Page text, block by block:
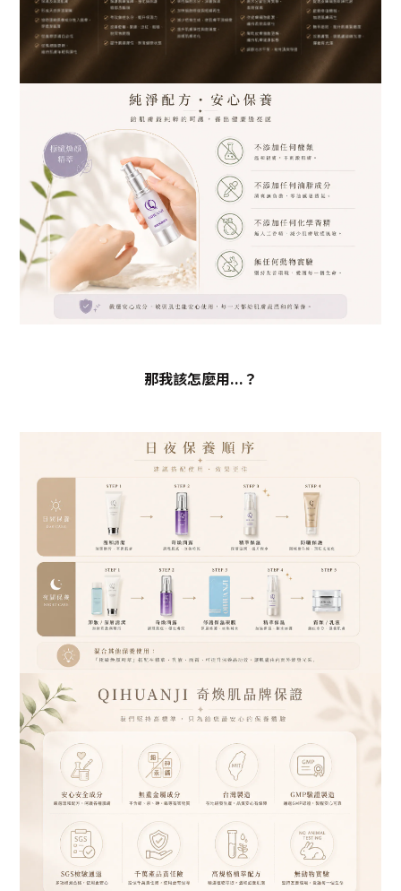
那我該怎麼用...？